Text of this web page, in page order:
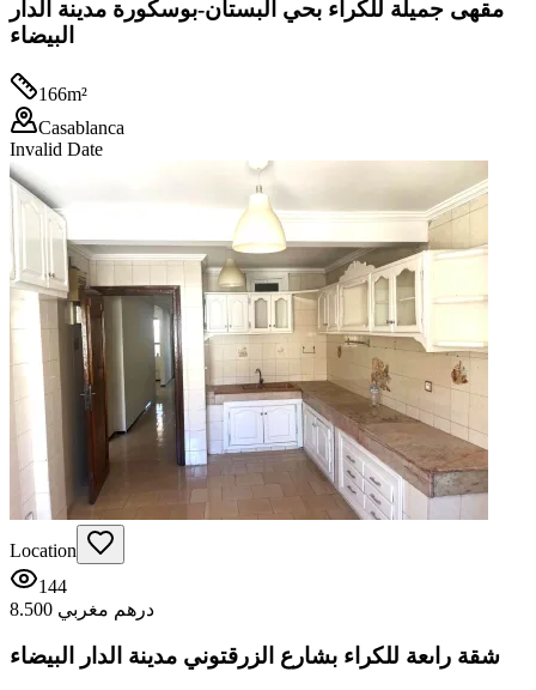
مقهى جميلة للكراء بحي البستان-بوسكورة مدينة الدار
البيضاء
166m²
Casablanca
Invalid Date
Location
144
8.500 درهم مغربي
شقة راىعة للكراء بشارع الزرقتوني مدينة الدار البيضاء